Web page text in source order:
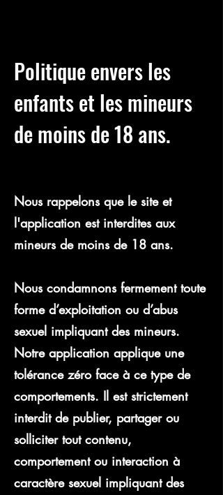
Politique envers les
enfants et les mineurs
de moins de 18 ans.
Nous rappelons que le site et
l'application est interdites aux
mineurs de moins de 18 ans.
​Nous condamnons fermement toute
forme d’exploitation ou d’abus
sexuel impliquant des mineurs.
Notre application applique une
tolérance zéro face à ce type de
comportements. Il est strictement
interdit de publier, partager ou
solliciter tout contenu,
comportement ou interaction à
caractère sexuel impliquant des